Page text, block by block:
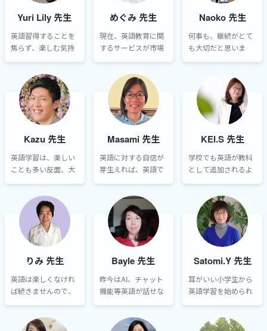
Yuri Lily 先生
英語習得することを
焦らず、楽しむ気持
ム感覚なスタートを
心がけていて、トラ
ンプを使って講師が
持っているトランプ
ームなどを取り入れ
ています。
めぐみ 先生
現在、英語教育に関
するサービスが市場
ぶのに迷ってしまう
ご家庭も多いと思い
ます。ワールドトー
クでは、数多くの講
ぴったりな講師を探
すのに最適なプラッ
トフォームだと思い
Naoko 先生
何事も、継続がとて
も大切だと思いま
えなくても必ず結果
がついてきます。あ
きらめないことが必
ず結果と自信につな
Kazu 先生
英語学習は、楽しい
ことも多い反面、大
ょうか。ですが、諦
めずに学習を続けれ
ば、きっと成果が出
ます！
Masami 先生
英語に対する自信が
芽生えれば、英語で
の一部となっていき
ます。まずは英語を
大好きになり、楽し
みながらどんどん英
う。
KEI.S 先生
学校でも英語が教科
として追加されるよ
受けられる会員様も
増えてきています。
りみ 先生
英語は楽しくなけれ
ば続きませんので、
のうちから英語に親
Bayle 先生
昨今はAI、チャット
機能等英語が話せな
て母国語ではない英
Satomi.Y 先生
耳がいい小学生から
英語学習を始められ
ます。なかなか覚え